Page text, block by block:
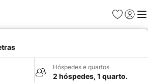
Favoritos
Iniciar
Hóspedes e quartos
2 hóspedes, 1 quarto.